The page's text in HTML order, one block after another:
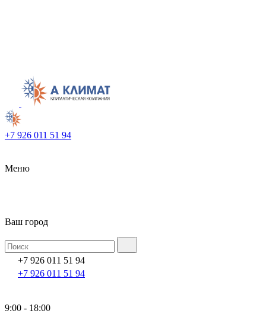
+7 926 011 51 94
Меню
Ваш город
+7 926 011 51 94
+7 926 011 51 94
9:00 - 18:00